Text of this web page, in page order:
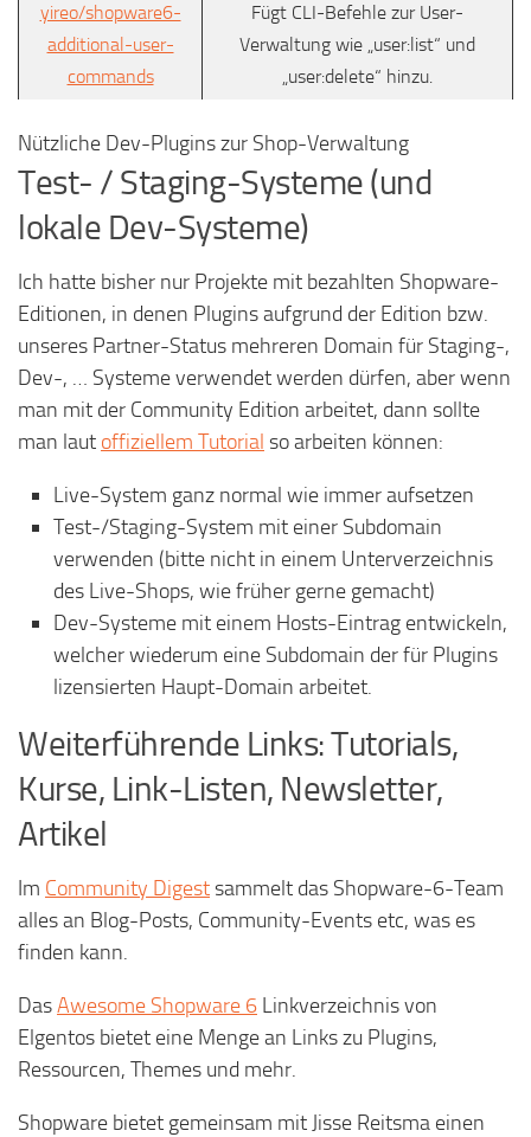
yireo/shopware6-
additional-user-
commands
Fügt CLI-Befehle zur User-
Verwaltung wie „user:list“ und
„user:delete“ hinzu.
Nützliche Dev-Plugins zur Shop-Verwaltung
Test- / Staging-Systeme (und
lokale Dev-Systeme)
Ich hatte bisher nur Projekte mit bezahlten Shopware-
Editionen, in denen Plugins aufgrund der Edition bzw.
unseres Partner-Status mehreren Domain für Staging-,
Dev-, … Systeme verwendet werden dürfen, aber wenn
man mit der Community Edition arbeitet, dann sollte
man laut offiziellem Tutorial so arbeiten können:
Live-System ganz normal wie immer aufsetzen
Test-/Staging-System mit einer Subdomain
verwenden (bitte nicht in einem Unterverzeichnis
des Live-Shops, wie früher gerne gemacht)
Dev-Systeme mit einem Hosts-Eintrag entwickeln,
welcher wiederum eine Subdomain der für Plugins
lizensierten Haupt-Domain arbeitet.
Weiterführende Links: Tutorials,
Kurse, Link-Listen, Newsletter,
Artikel
Im Community Digestsammelt das Shopware-6-Team
alles an Blog-Posts, Community-Events etc, was es
finden kann.
DasAwesome Shopware 6 Linkverzeichnis von
Elgentos bietet eine Menge an Links zu Plugins,
Ressourcen, Themes und mehr.
Shopware bietet gemeinsam mit Jisse Reitsma einen